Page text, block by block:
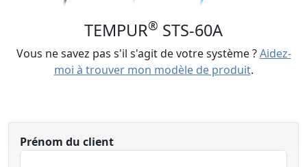
TEMPUR® STS-60A
Vous ne savez pas s'il s'agit de votre système ?Aidez-
moi à trouver mon modèle de produit.
Prénom du client